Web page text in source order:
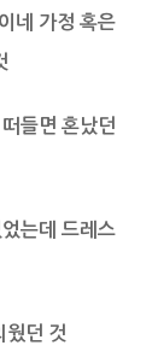
네 가정 혹은
들면 혼났던
는데 드레스
웠던 것